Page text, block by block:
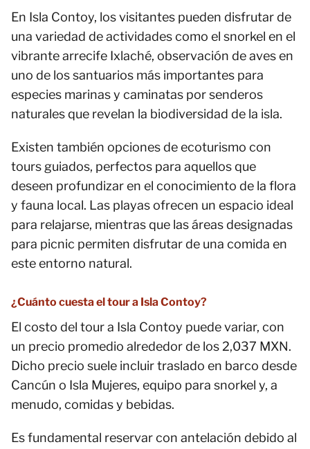
En Isla Contoy, los visitantes pueden disfrutar de
una variedad de actividades como el snorkel en el
vibrante arrecife Ixlaché, observación de aves en
uno de los santuarios más importantes para
especies marinas y caminatas por senderos
naturales que revelan la biodiversidad de la isla.
Existen también opciones de ecoturismo con
tours guiados, perfectos para aquellos que
deseen profundizar en el conocimiento de la flora
y fauna local. Las playas ofrecen un espacio ideal
para relajarse, mientras que las áreas designadas
para picnic permiten disfrutar de una comida en
este entorno natural.
¿Cuánto cuesta el tour a Isla Contoy?
El costo del tour a Isla Contoy puede variar, con
un precio promedio alrededor de los 2,037 MXN.
Dicho precio suele incluir traslado en barco desde
Cancún o Isla Mujeres, equipo para snorkel y, a
menudo, comidas y bebidas.
Es fundamental reservar con antelación debido al